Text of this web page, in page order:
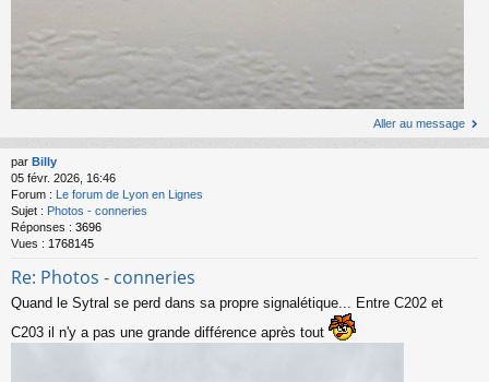
Aller au message
par Billy
05 févr. 2026, 16:46
Forum :
Le forum de Lyon en Lignes
Sujet : Photos - conneries
Réponses : 3696
Vues : 1768145
Re: Photos - conneries
Quand le Sytral se perd dans sa propre signalétique... Entre C202 et
C203 il n'y a pas une grande différence après tout